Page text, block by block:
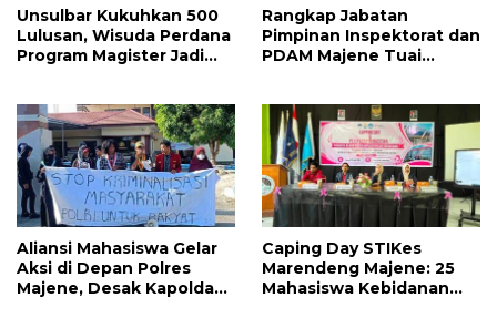
Unsulbar Kukuhkan 500
Lulusan, Wisuda Perdana
Program Magister Jadi
Rangkap Jabatan
Pimpinan Inspektorat dan
PDAM Majene Tuai
Independensi
Pengawasan
Aliansi Mahasiswa Gelar
Aksi di Depan Polres
Majene, Desak Kapolda
Caping Day STIKes
Marendeng Majene: 25
Mahasiswa Kebidanan